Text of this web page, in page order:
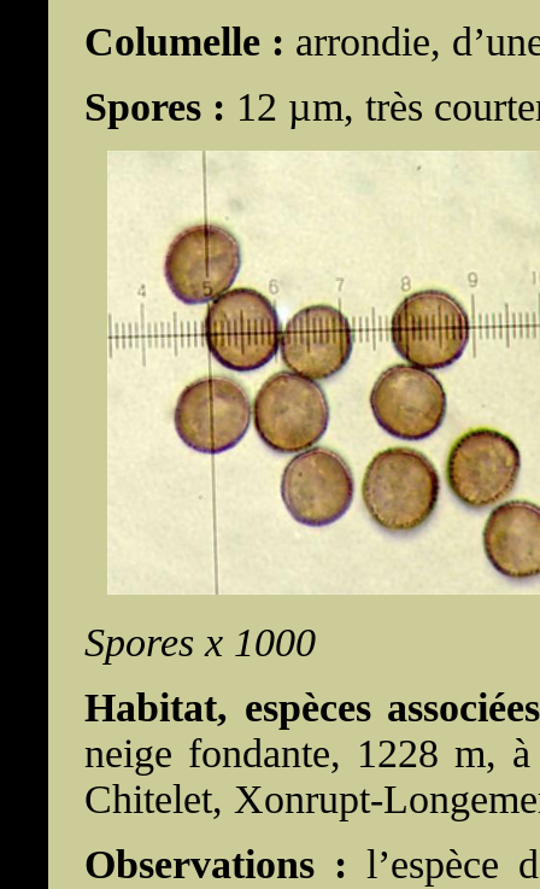
Columelle : arrondie,
Spores : 12 µm, très
Spores x 1000
Habitat, espèces
neige fondante, 1228 m,
Chitelet, Xonrupt-
Observations :l’espèce